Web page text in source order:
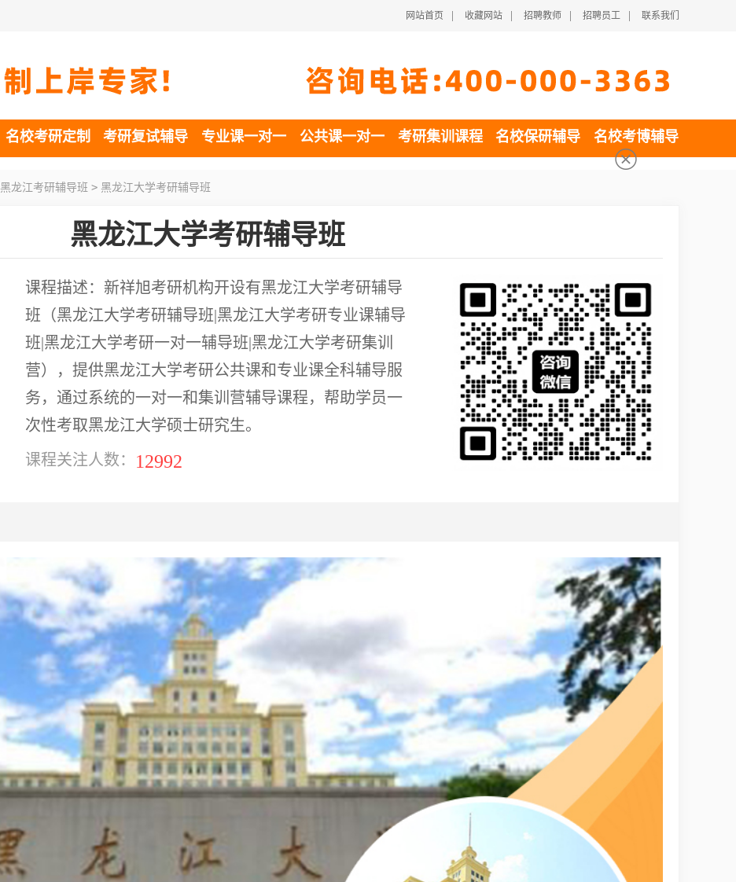
网站首页 收藏网站 招聘教师 招聘员工 联系我们
名校考研定制 考研复试辅导 专业课一对一 公共课一对一 考研集训课程 名校保研辅导 名校考博辅导
黑龙江考研辅导班 > 黑龙江大学考研辅导班
黑龙江大学考研辅导班
课程描述：新祥旭考研机构开设有黑龙江大学考研辅导
班（黑龙江大学考研辅导班|黑龙江大学考研专业课辅导
班|黑龙江大学考研一对一辅导班|黑龙江大学考研集训
营），提供黑龙江大学考研公共课和专业课全科辅导服
务，通过系统的一对一和集训营辅导课程，帮助学员一
次性考取黑龙江大学硕士研究生。
课程关注人数： 12992